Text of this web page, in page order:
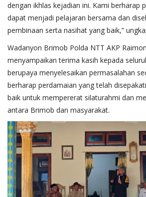
dengan ikhlas kejadian ini. Kami berharap
dapat menjadi pelajaran bersama dan
pembinaan serta nasihat yang baik,”
Wadanyon Brimob Polda NTT AKP
menyampaikan terima kasih kepada
berupaya menyelesaikan permasalahan
berharap perdamaian yang telah
baik untuk mempererat silaturahmi dan
antara Brimob dan masyarakat.